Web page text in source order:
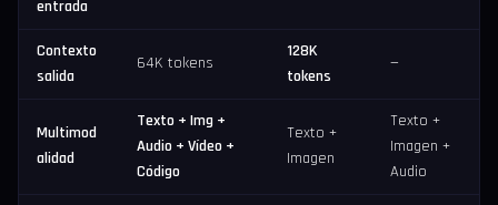
entrada
Contexto
salida
64K tokens
128K
tokens
—
Multimod
alidad
Texto + Img +
Audio + Vídeo +
Código
Texto +
Imagen
Texto +
Imagen +
Audio